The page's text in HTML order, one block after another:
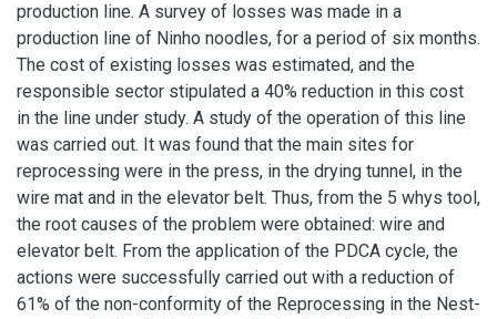
production line. A survey of losses was made in a
production line of Ninho noodles, for a period of six months.
The cost of existing losses was estimated, and the
responsible sector stipulated a 40% reduction in this cost
in the line under study. A study of the operation of this line
was carried out. It was found that the main sites for
reprocessing were in the press, in the drying tunnel, in the
wire mat and in the elevator belt. Thus, from the 5 whys tool,
the root causes of the problem were obtained: wire and
elevator belt. From the application of the PDCA cycle, the
actions were successfully carried out with a reduction of
61% of the non-conformity of the Reprocessing in the Nest-